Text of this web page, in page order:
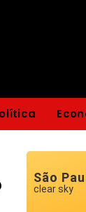
São
clear sky